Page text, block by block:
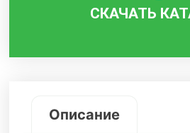
СКАЧАТЬ
Описание